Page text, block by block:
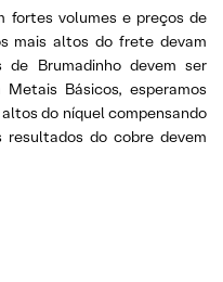
fortes volumes e preços de
mais altos do frete devam
Brumadinho devem ser
Básicos, esperamos
do níquel compensando
resultados do cobre devem